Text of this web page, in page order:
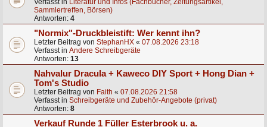
Verfasst in Literatur und Infos (Fachbücher, Zeitungsartikel,
Sammlertreffen, Börsen)
Antworten: 4
"Normix"-Druckbleistift: Wer kennt ihn?
Letzter Beitrag von StephanHX « 07.08.2026 23:18
Verfasst in Andere Schreibgeräte
Antworten: 13
Nahvalur Dracula + Kaweco DIY Sport + Hong Dian +
Tom's Studio
Letzter Beitrag von Faith « 07.08.2026 21:58
Verfasst in Schreibgeräte und Zubehör-Angebote (privat)
Antworten: 8
Verkauf Runde 1 Füller Esterbrook u. a.